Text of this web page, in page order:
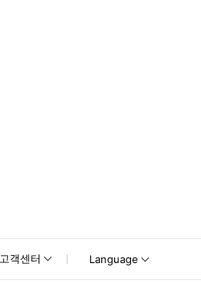
고객센터 Language